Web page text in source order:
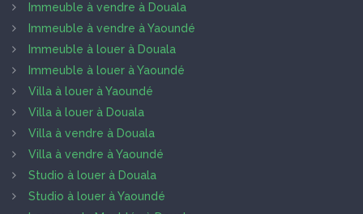
Immeuble à vendre à Douala
Immeuble à vendre à Yaoundé
Immeuble à louer à Douala
Immeuble à louer à Yaoundé
Villa à louer à Yaoundé
Villa à louer à Douala
Villa à vendre à Douala
Villa à vendre à Yaoundé
Studio à louer à Douala
Studio à louer à Yaoundé